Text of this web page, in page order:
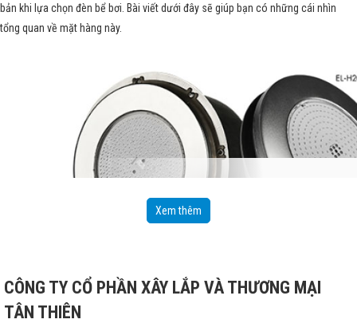
bản khi lựa chọn đèn bể bơi. Bài viết dưới đây sẽ giúp bạn có những cái nhìn
tổng quan về mặt hàng này.
Xem thêm
CÔNG TY CỔ PHẦN XÂY LẮP VÀ THƯƠNG MẠI
TÂN THIÊN